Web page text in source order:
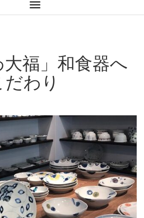
ナ
ビ
ョ
ン
切
え
大福」和食器へ
わり